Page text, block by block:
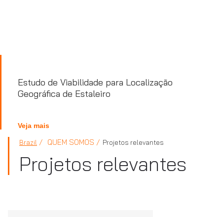
Estudo de Viabilidade para Localização
Geográfica de Estaleiro
Veja mais
Brazil QUEM SOMOS Projetos relevantes
Projetos relevantes